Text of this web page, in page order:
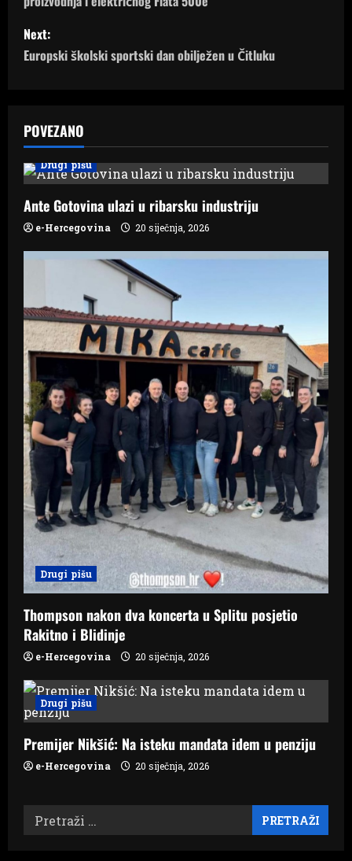
s
t
a
v
i
g
a
i
o
n
Next:
Europski školski sportski dan obilježen u Čitluku
POVEZANO
Drugi pišu
Ante Gotovina ulazi u ribarsku industriju
e-Hercegovina 20 siječnja, 2026
Drugi pišu
Thompson nakon dva koncerta u Splitu posjetio
Rakitno i Blidinje
e-Hercegovina 20 siječnja, 2026
Drugi pišu
Premijer Nikšić: Na isteku mandata idem u penziju
e-Hercegovina 20 siječnja, 2026
Pretraži: